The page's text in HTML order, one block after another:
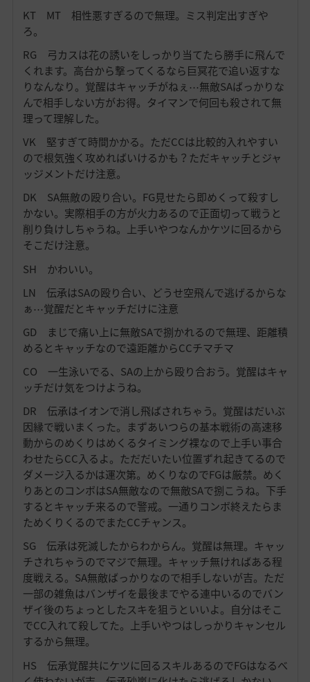
KT MT 相性悪すぎるので無理。ミス判定出すぎや
ろ。
RG 弓カスは花の誘いをしっかり当てたら勝手に飛んで
くれます。高台から撃ってくるなら巨冥花で追い返すな
りなんなり。覚醒はキャッチがねぇ⋯無敵SAばっかりな
んで相手しない方がお得。タイマンで何回も殺されて無
理って理解した。
VK 堅すぎて時間かかる。ただCCは比較的入れやすい
ので根気強く攻めればいけるかも？ただキャッチとジャ
ッジメントだけ注意。
DK SA無敵の殴り合い。FG見せたら即めくって殺すし
かない。実際相手の方が火力あるので正面切って戦うと
削り負けしちゃうね。上手いやつなんかケツに回るから
そこだけ注意。
SH かわいい。
LN 伝承はSAの殴り合い、どうせ空飛んで逃げるからな
ぁ⋯覚醒だとキャッチだけに注意
GD まじで痛い上に無敵SAで捌かれるので無理、距離積
めるとキャッチなので遠距離からCCチマチマ
CO 一生泳いでる、SAの上から殴り合おう。覚醒はキャ
ッチだけ気をつけようね。
DR 伝承はイオンで消し飛ばされちゃう。覚醒はだいぶ
因縁で戦いまくった。まずあいつらの基本戦術の高速移
動からのめくりはめくるタイミング裸なので上手い事合
わせたらCC入るよ。ただだいたい位置ずれ起きてるので
ダメージ入るかは運次第。めくりなのでFGは厳禁。めく
りあとのコンボはSA無敵なので無敵SAで捌こうね。下手
するとキャッチ来るので警戒。一通りコンボ終えたらま
ためくりくるのでまたCCチャンス。
SG 伝承は死滅したからわからん。覚醒は無理。キャッ
チされちゃうのでマジで無理。キャッチ無ければある程
度戦える。SA無敵ばっかりなので相手しないが吉。ただ
一部の雑魚はバンザイを最後までやる連中いるのでバン
ザイ後のちょっとしたスキを狙うといいよ。自分はそこ
でCC入れて殺してた。上手いやつはしっかりキャンセル
するから無理。
HS 伝承覚醒共にケツに回るスキルあるのでFGはなるべ